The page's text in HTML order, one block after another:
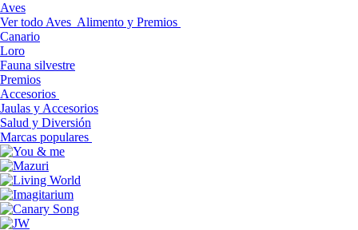
Aves
Ver todo Aves Alimento y Premios
Canario
Loro
Fauna silvestre
Premios
Accesorios
Jaulas y Accesorios
Salud y Diversión
Marcas populares